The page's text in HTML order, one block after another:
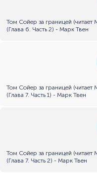
Том Сойер за границей (читает
(Глава 6. Часть 2) - Марк Твен
Том Сойер за границей (читает
(Глава 7. Часть 1) - Марк Твен
Том Сойер за границей (читает
(Глава 7. Часть 2) - Марк Твен